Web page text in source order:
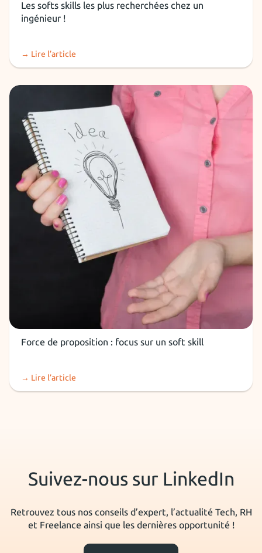
Les softs skills les plus recherchées chez un
ingénieur !
→ Lire l’article
Soft Skills
Force de proposition : focus sur un soft skill
→ Lire l’article
Suivez-nous sur LinkedIn
Retrouvez tous nos conseils d’expert, l’actualité Tech, RH
et Freelance ainsi que les dernières opportunité !